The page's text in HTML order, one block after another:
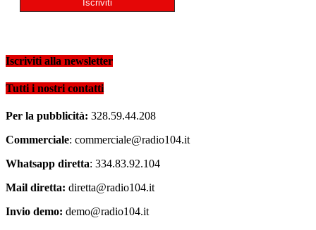
Iscriviti alla newsletter
Tutti i nostri contatti
Per la pubblicità: 328.59.44.208
Commerciale: commerciale@radio104.it
Whatsapp diretta: 334.83.92.104
Mail diretta: diretta@radio104.it
Invio demo: demo@radio104.it